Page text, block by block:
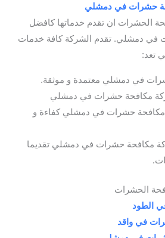
الحشرات ان تقدم خدماتها كافضل
في دمشلي. تقدم الشركة كافة خدمات
تعد:
في دمشلي معتمدة و موثقة.
مكافحة حشرات في دمشلي
مكافحة حشرات في دمشلي كفاءة و
مكافحة حشرات في دمشلي تقديما
الحشرات
الطود
في واقد